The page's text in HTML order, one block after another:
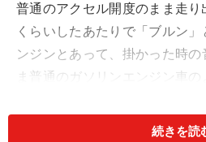
普通のアクセル開度のまま走
くらいしたあたりで「ブルン
ンジンとあって、掛かった時
ま普通のガソリンエンジン車
ＶＴの如く変速ショック無いま
続きを読